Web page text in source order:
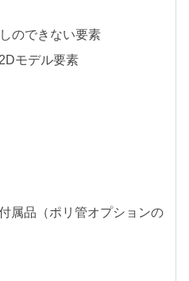
のできない要素
モデル要素
属品（ポリ管オプションの